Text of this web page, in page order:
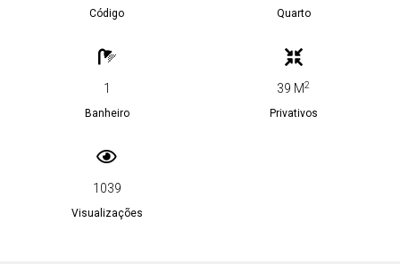
Código Quarto
1
Banheiro
39 M2
Privativos
1039
Visualizações